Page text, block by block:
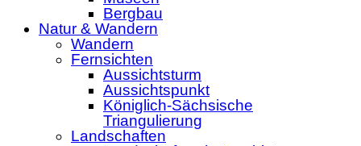
Bergbau
Natur & Wandern
Wandern
Fernsichten
Aussichtsturm
Aussichtspunkt
Königlich-Sächsische
Triangulierung
Landschaften